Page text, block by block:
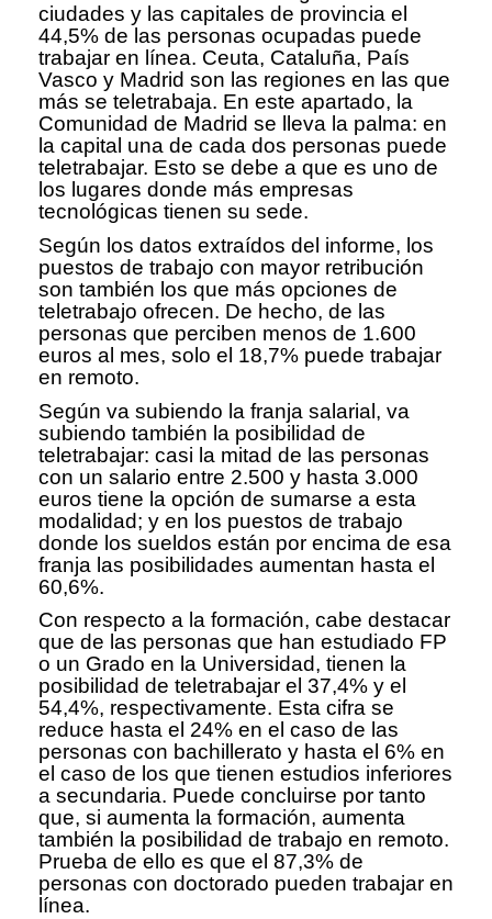
ciudades y las capitales de provincia el
44,5% de las personas ocupadas puede
trabajar en línea. Ceuta, Cataluña, País
Vasco y Madrid son las regiones en las que
más se teletrabaja. En este apartado, la
Comunidad de Madrid se lleva la palma: en
la capital una de cada dos personas puede
teletrabajar. Esto se debe a que es uno de
los lugares donde más empresas
tecnológicas tienen su sede.
Según los datos extraídos del informe, los
puestos de trabajo con mayor retribución
son también los que más opciones de
teletrabajo ofrecen. De hecho, de las
personas que perciben menos de 1.600
euros al mes, solo el 18,7% puede trabajar
en remoto.
Según va subiendo la franja salarial, va
subiendo también la posibilidad de
teletrabajar: casi la mitad de las personas
con un salario entre 2.500 y hasta 3.000
euros tiene la opción de sumarse a esta
modalidad; y en los puestos de trabajo
donde los sueldos están por encima de esa
franja las posibilidades aumentan hasta el
60,6%.
Con respecto a la formación, cabe destacar
que de las personas que han estudiado FP
o un Grado en la Universidad, tienen la
posibilidad de teletrabajar el 37,4% y el
54,4%, respectivamente. Esta cifra se
reduce hasta el 24% en el caso de las
personas con bachillerato y hasta el 6% en
el caso de los que tienen estudios inferiores
a secundaria. Puede concluirse por tanto
que, si aumenta la formación, aumenta
también la posibilidad de trabajo en remoto.
Prueba de ello es que el 87,3% de
personas con doctorado pueden trabajar en
línea.